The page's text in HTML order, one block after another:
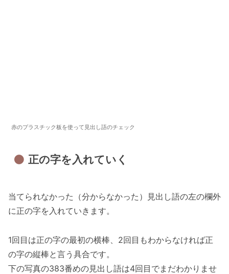
赤のプラスチック板を使って見出し語のチェック
正の字を入れていく
当てられなかった（分からなかった）見出し語の左の欄外
に正の字を入れていきます。
1回目は正の字の最初の横棒、2回目もわからなければ正
の字の縦棒と言う具合です。
下の写真の383番めの見出し語は4回目でまだわかりませ